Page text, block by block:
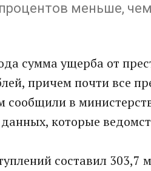
меньше,
сумма ущерба от
причем почти все
сообщили в
данных, которые
составил 303,7